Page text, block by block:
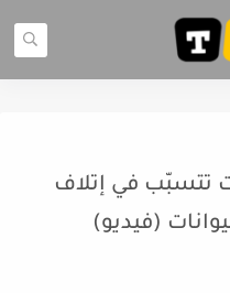
في 4 ولايات تتسبّب في إتلاف
(فيديو)